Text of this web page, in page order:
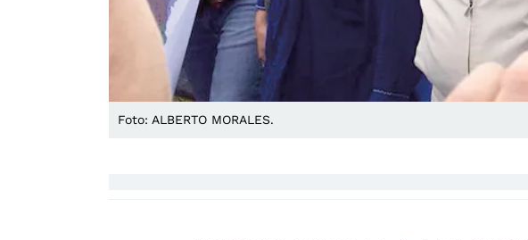
Foto: ALBERTO MORALES.